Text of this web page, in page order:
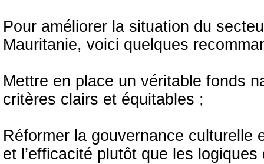
Pour améliorer la situation du
Mauritanie, voici quelques
Mettre en place un véritable fonds
critères clairs et équitables ;
Réformer la gouvernance culturelle
et l’efficacité plutôt que les